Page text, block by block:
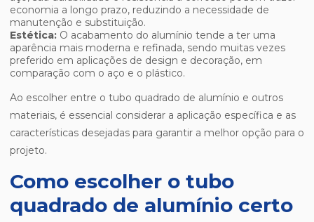
economia a longo prazo, reduzindo a necessidade de
manutenção e substituição.
Estética: O acabamento do alumínio tende a ter uma
aparência mais moderna e refinada, sendo muitas vezes
preferido em aplicações de design e decoração, em
comparação com o aço e o plástico.
Ao escolher entre o tubo quadrado de alumínio e outros
materiais, é essencial considerar a aplicação específica e as
características desejadas para garantir a melhor opção para o
projeto.
Como escolher o tubo
quadrado de alumínio certo